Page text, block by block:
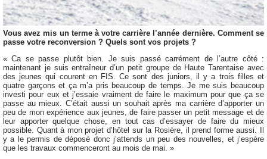
Vous avez mis un terme à votre carrière l’année dernière. Comment se
passe votre reconversion ? Quels sont vos projets ?
« Ca se passe plutôt bien. Je suis passé carrément de l’autre côté :
maintenant je suis entraîneur d’un petit groupe de Haute Tarentaise avec
des jeunes qui courent en FIS. Ce sont des juniors, il y a trois filles et
quatre garçons et ça m’a pris beaucoup de temps. Je me suis beaucoup
investi pour eux et j’essaie vraiment de faire le maximum pour que ça se
passe au mieux. C’était aussi un souhait après ma carrière d’apporter un
peu de mon expérience aux jeunes, de faire passer un petit message et de
leur apporter quelque chose, en tout cas d’essayer de faire du mieux
possible. Quant à mon projet d’hôtel sur la Rosière, il prend forme aussi. Il
y a le permis de déposé donc j’attends un peu des nouvelles, et j’espère
que les travaux commenceront au mois de mai. »